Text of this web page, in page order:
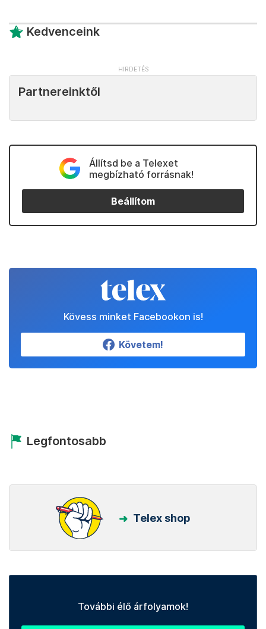
Kedvenceink
Partnereinktől
Állítsd be a Telexet
megbízható forrásnak!
Beállítom
Kövess minket Facebookon is!
Követem!
Legfontosabb
Telex shop
További élő árfolyamok!